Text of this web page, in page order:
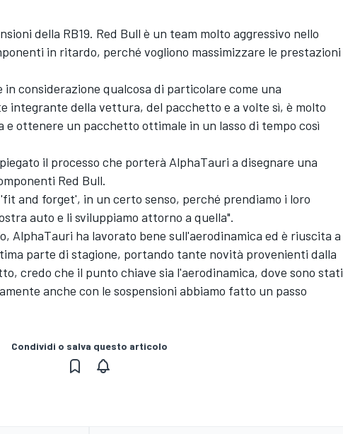
della RB19. Red Bull è un team molto aggressivo nello
in ritardo, perché vogliono massimizzare le prestazioni
considerazione qualcosa di particolare come una
integrante della vettura, del pacchetto e a volte sì, è molto
ottenere un pacchetto ottimale in un lasso di tempo così
il processo che porterà AlphaTauri a disegnare una
Red Bull.
and forget', in un certo senso, perché prendiamo i loro
auto e li sviluppiamo attorno a quella".
AlphaTauri ha lavorato bene sull'aerodinamica ed è riuscita a
parte di stagione, portando tante novità provenienti dalla
credo che il punto chiave sia l'aerodinamica, dove sono stati
anche con le sospensioni abbiamo fatto un passo
Condividi o salva questo articolo